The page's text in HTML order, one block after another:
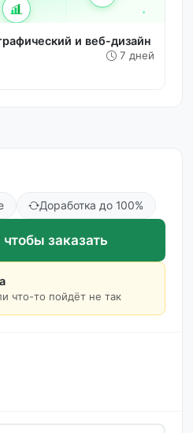
и веб-дизайн
7 дней
Доработка до 100%
заказать
что-то пойдёт не так